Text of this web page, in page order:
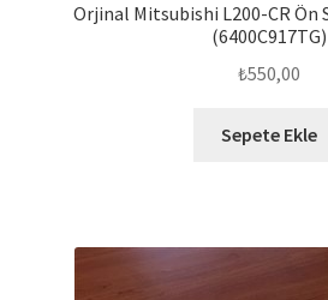
Orjinal Mitsubishi L200-CR Ön
(6400C917TG)
₺550,00
Sepete Ekle